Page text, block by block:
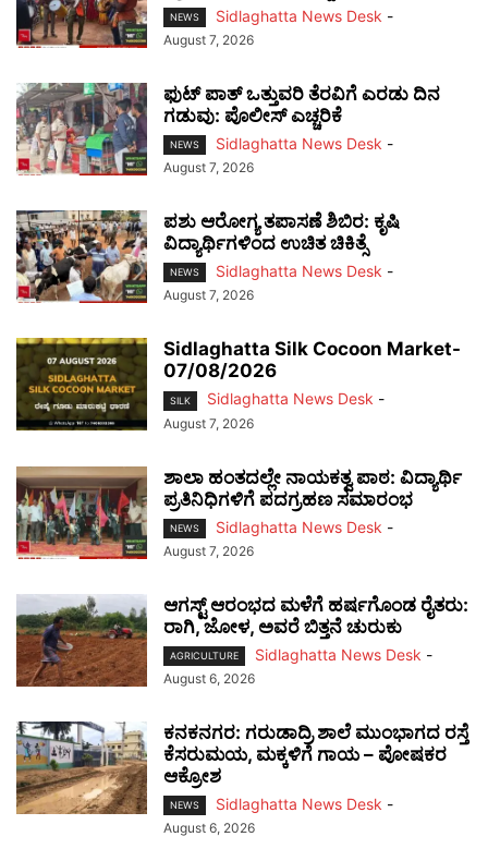
NEWS Sidlaghatta News Desk -
August 7, 2026
ಫುಟ್‌ ಪಾತ್ ಒತ್ತುವರಿ ತೆರವಿಗೆ ಎರಡು ದಿನ
ಗಡುವು: ಪೊಲೀಸ್ ಎಚ್ಚರಿಕೆ
NEWS Sidlaghatta News Desk -
August 7, 2026
ಪಶು ಆರೋಗ್ಯ ತಪಾಸಣೆ ಶಿಬಿರ: ಕೃಷಿ
ವಿದ್ಯಾರ್ಥಿಗಳಿಂದ ಉಚಿತ ಚಿಕಿತ್ಸೆ
NEWS Sidlaghatta News Desk -
August 7, 2026
Sidlaghatta Silk Cocoon Market-
07/08/2026
SILK Sidlaghatta News Desk -
August 7, 2026
ಶಾಲಾ ಹಂತದಲ್ಲೇ ನಾಯಕತ್ವ ಪಾಠ: ವಿದ್ಯಾರ್ಥಿ
ಪ್ರತಿನಿಧಿಗಳಿಗೆ ಪದಗ್ರಹಣ ಸಮಾರಂಭ
NEWS Sidlaghatta News Desk -
August 7, 2026
ಆಗಸ್ಟ್ ಆರಂಭದ ಮಳೆಗೆ ಹರ್ಷಗೊಂಡ ರೈತರು:
ರಾಗಿ, ಜೋಳ, ಅವರೆ ಬಿತ್ತನೆ ಚುರುಕು
AGRICULTURE Sidlaghatta News Desk -
August 6, 2026
ಕನಕನಗರ: ಗರುಡಾದ್ರಿ ಶಾಲೆ ಮುಂಭಾಗದ ರಸ್ತೆ
ಕೆಸರುಮಯ, ಮಕ್ಕಳಿಗೆ ಗಾಯ – ಪೋಷಕರ
ಆಕ್ರೋಶ
NEWS Sidlaghatta News Desk -
August 6, 2026